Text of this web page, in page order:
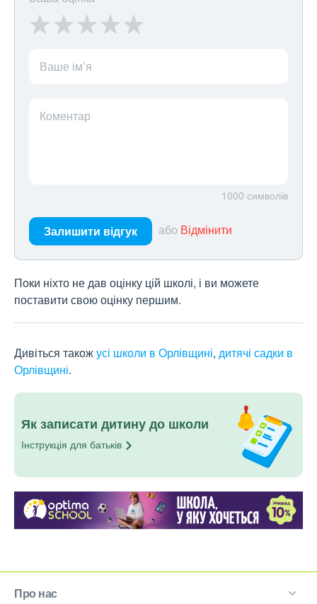
Ваше ім’я
Коментар
1000 символів
Залишити відгук або Відмінити
Поки ніхто не дав оцінку цій школі, і ви можете
поставити свою оцінку першим.
Дивіться такожусі школи в Орлівщині, дитячі садки в
Орлівщині.
Як записати дитину до школи
Інструкція для батьків
Про нас